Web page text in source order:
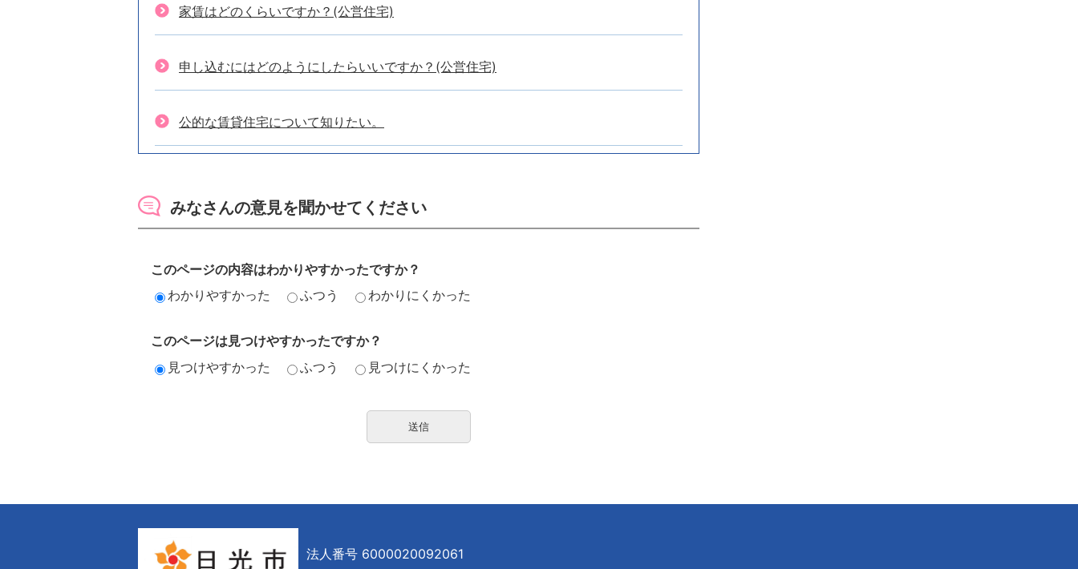
家賃はどのくらいですか？(公営住宅)
申し込むにはどのようにしたらいいですか？(公営住宅)
公的な賃貸住宅について知りたい。
みなさんの意見を聞かせてください
このページの内容はわかりやすかったですか？
わかりやすかった
ふつう わかりにくかった
このページは見つけやすかったですか？
見つけやすかった
ふつう 見つけにくかった
法人番号 6000020092061